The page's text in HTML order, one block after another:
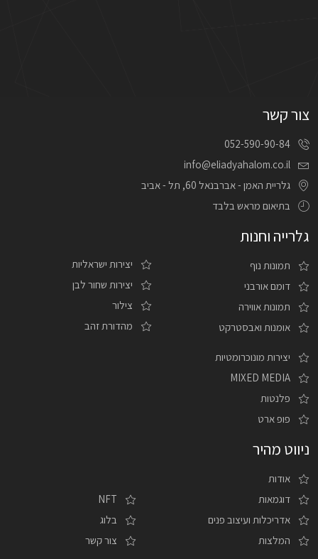
צור קשר
052-590-90-84
info@eliadyahalom.co.il
גלריית האמן - אברבנאל 60, תל - אביב
בתיאום מראש בלבד
גלרייה וחנות
תמונות נוף
דומם אורבני
תמונות אווירה
אומנות ואבסטרקט
יצירות ישראליות
יצירות שחור לבן
צילור
מהדורת זהב
יצירות מונוכרומטיות
MIXED MEDIA
פלנטות
פופ ארט
ניווט מהיר
אודות
דוגמאות
אדריכלות ועיצוב פנים
המלצות
NFT
בלוג
צור קשר